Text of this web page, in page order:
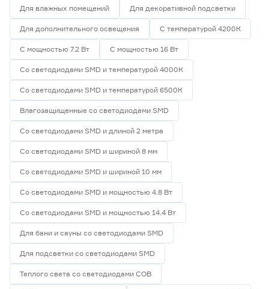
Для влажных помещений Для декоративной подсветки
Для дополнительного освещения С температурой 4200К
С мощностью 7.2 Вт С мощностью 16 Вт
Со светодиодами SMD и температурой 4000К
Со светодиодами SMD и температурой 6500К
Влагозащищенные со светодиодами SMD
Со светодиодами SMD и длиной 2 метра
Со светодиодами SMD и шириной 8 мм
Со светодиодами SMD и шириной 10 мм
Со светодиодами SMD и мощностью 4.8 Вт
Со светодиодами SMD и мощностью 14.4 Вт
Для бани и сауны со светодиодами SMD
Для подсветки со светодиодами SMD
Теплого света со светодиодами СОВ